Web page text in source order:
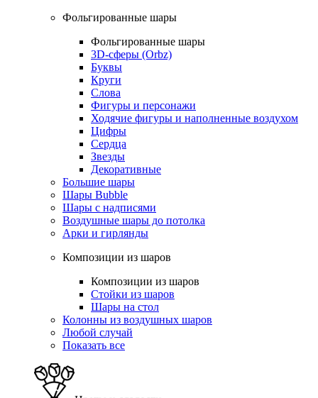
Фольгированные шары
Фольгированные шары
3D-сферы (Orbz)
Буквы
Круги
Слова
Фигуры и персонажи
Ходячие фигуры и наполненные воздухом
Цифры
Сердца
Звезды
Декоративные
Большие шары
Шары Bubble
Шары с надписями
Воздушные шары до потолка
Арки и гирлянды
Композиции из шаров
Композиции из шаров
Стойки из шаров
Шары на стол
Колонны из воздушных шаров
Любой случай
Показать все